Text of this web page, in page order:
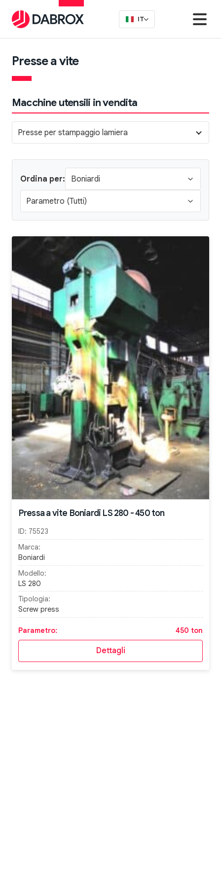
Presse a vite
Macchine utensili in vendita
Presse per stampaggio lamiera
Ordina per:
Pressa a vite Boniardi LS 280 - 450 ton
ID: 75523
Marca:
Boniardi
Modello:
LS 280
Tipologia:
Screw press
Parametro: 450 ton
Dettagli